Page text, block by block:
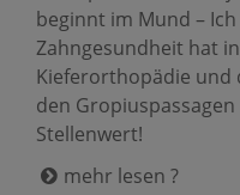
beginnt im Mund – Ich
Zahngesundheit hat
Kieferorthopädie und
den
Stellenwert!
mehr lesen ?